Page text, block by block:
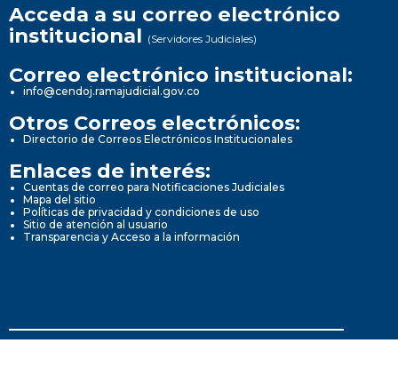
Acceda a su correo electrónico
institucional (Servidores Judiciales)
Correo electrónico institucional:
info@cendoj.ramajudicial.gov.co
Otros Correos electrónicos:
Directorio de Correos Electrónicos Institucionales
Enlaces de interés:
Cuentas de correo para Notificaciones Judiciales
Mapa del sitio
Políticas de privacidad y condiciones de uso
Sitio de atención al usuario
Transparencia y Acceso a la información